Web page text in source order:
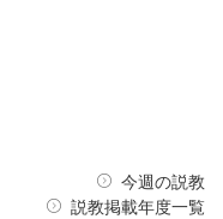
今週の説教
説教掲載年度一覧